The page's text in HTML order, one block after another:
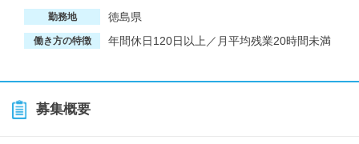
勤務地 徳島県
働き方の特徴 年間休日120日以上／月平均残業20時間未満
募集概要